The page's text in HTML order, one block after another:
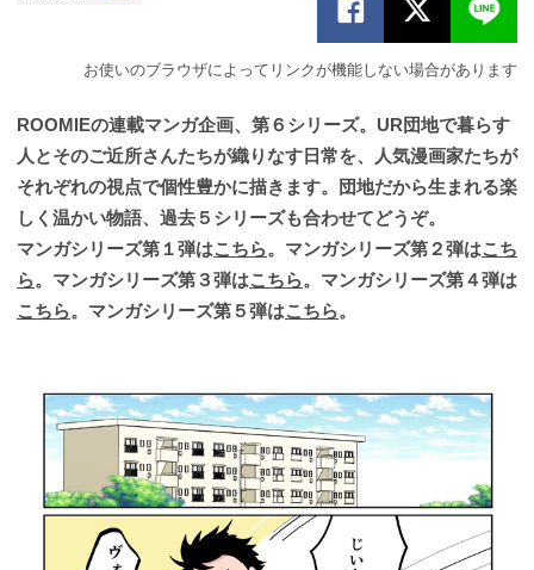
お使いのブラウザによってリンクが機能しない場合があります
ROOMIEの連載マンガ企画、第６シリーズ。UR団地で暮らす
人とそのご近所さんたちが織りなす日常を、人気漫画家たちが
それぞれの視点で個性豊かに描きます。団地だから生まれる楽
しく温かい物語、過去５シリーズも合わせてどうぞ。
マンガシリーズ第１弾はこちら。マンガシリーズ第２弾はこち
ら。マンガシリーズ第３弾はこちら。マンガシリーズ第４弾は
こちら。マンガシリーズ第５弾はこちら。